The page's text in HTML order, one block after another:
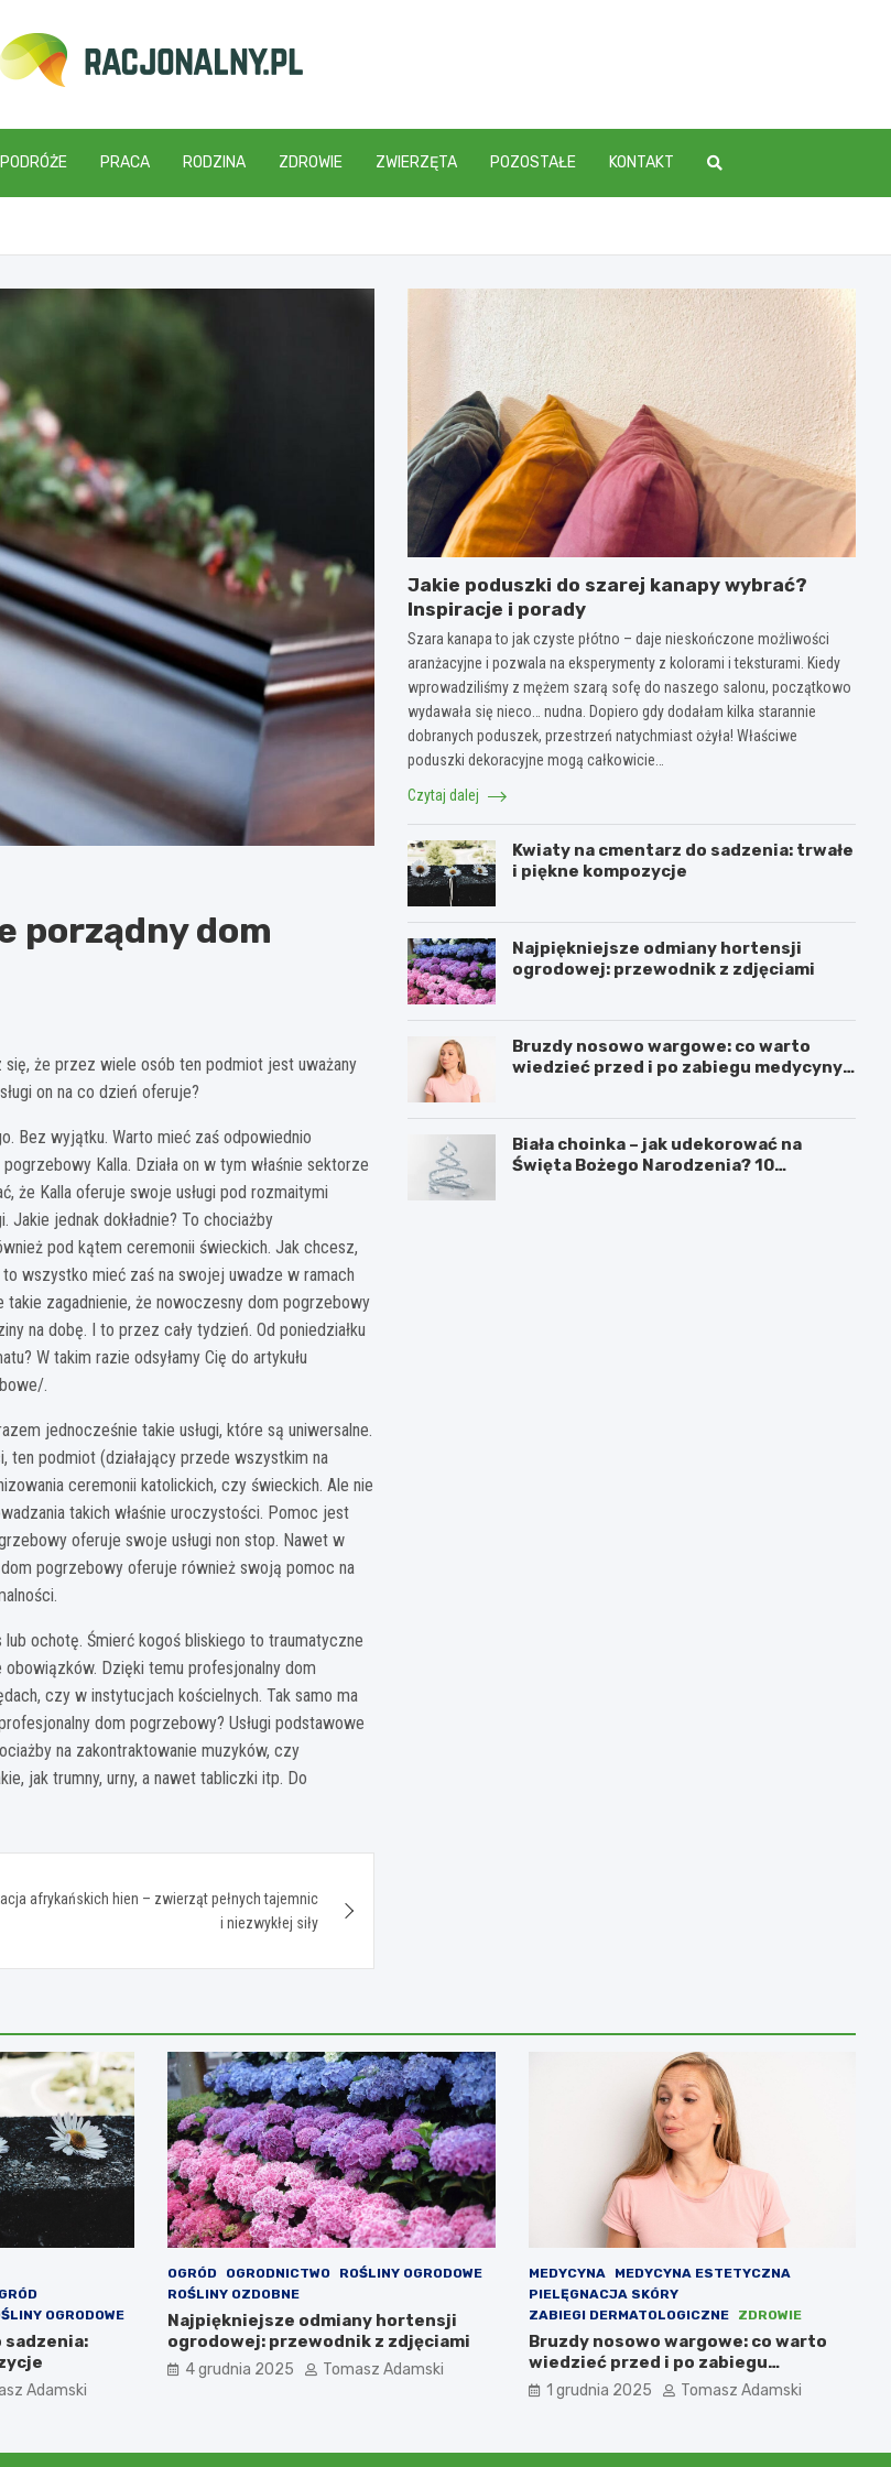
racjonalny.pl
PODRÓŻE PRACA RODZINA ZDROWIE ZWIERZĘTA POZOSTAŁE KONTAKT
porządny dom
że przez wiele osób ten podmiot jest uważany
on na co dzień oferuje?
Bez wyjątku. Warto mieć zaś odpowiednio
Kalla. Działa on w tym właśnie sektorze
że Kalla oferuje swoje usługi pod rozmaitymi
Jakie jednak dokładnie? To chociażby
pod kątem ceremonii świeckich. Jak chcesz,
wszystko mieć zaś na swojej uwadze w ramach
zagadnienie, że nowoczesny dom pogrzebowy
na dobę. I to przez cały tydzień. Od poniedziałku
W takim razie odsyłamy Cię do artykułu
.
jednocześnie takie usługi, które są uniwersalne.
ten podmiot (działający przede wszystkim na
ceremonii katolickich, czy świeckich. Ale nie
takich właśnie uroczystości. Pomoc jest
oferuje swoje usługi non stop. Nawet w
pogrzebowy oferuje również swoją pomoc na
ochotę. Śmierć kogoś bliskiego to traumatyczne
Dzięki temu profesjonalny dom
czy w instytucjach kościelnych. Tak samo ma
dom pogrzebowy? Usługi podstawowe
na zakontraktowanie muzyków, czy
jak trumny, urny, a nawet tabliczki itp. Do
afrykańskich hien – zwierząt pełnych tajemnic
i niezwykłej siły
Jakie poduszki do szarej kanapy wybrać?
Inspiracje i porady
Szara kanapa to jak czyste płótno – daje nieskończone możliwości
aranżacyjne i pozwala na eksperymenty z kolorami i teksturami. Kiedy
wprowadziliśmy z mężem szarą sofę do naszego salonu, początkowo
wydawała się nieco… nudna. Dopiero gdy dodałam kilka starannie
dobranych poduszek, przestrzeń natychmiast ożyła! Właściwe
poduszki dekoracyjne mogą całkowicie…
Czytaj dalej
Kwiaty na cmentarz do sadzenia: trwałe
i piękne kompozycje
Najpiękniejsze odmiany hortensji
ogrodowej: przewodnik z zdjęciami
Bruzdy nosowo wargowe: co warto
wiedzieć przed i po zabiegu medycyny
Biała choinka – jak udekorować na
Święta Bożego Narodzenia? 10
OGRODOWE
sadzenia:
Adamski
OGRÓD OGRODNICTWO
ROŚLINY OGRODOWE
ROŚLINY OZDOBNE
Najpiękniejsze odmiany hortensji
ogrodowej: przewodnik z zdjęciami
4 grudnia 2025 Tomasz Adamski
MEDYCYNA
MEDYCYNA ESTETYCZNA
PIELĘGNACJA SKÓRY
ZABIEGI DERMATOLOGICZNE
ZDROWIE
Bruzdy nosowo wargowe: co warto
wiedzieć przed i po zabiegu
medycyny estetycznej
1 grudnia 2025 Tomasz Adamski